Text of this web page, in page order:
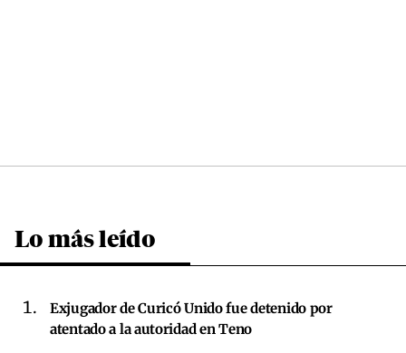
Lo más leído
Exjugador de Curicó Unido fue detenido por
atentado a la autoridad en Teno